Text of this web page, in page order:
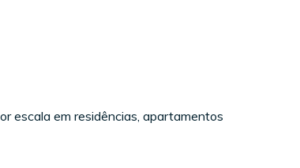
escala em residências, apartamentos